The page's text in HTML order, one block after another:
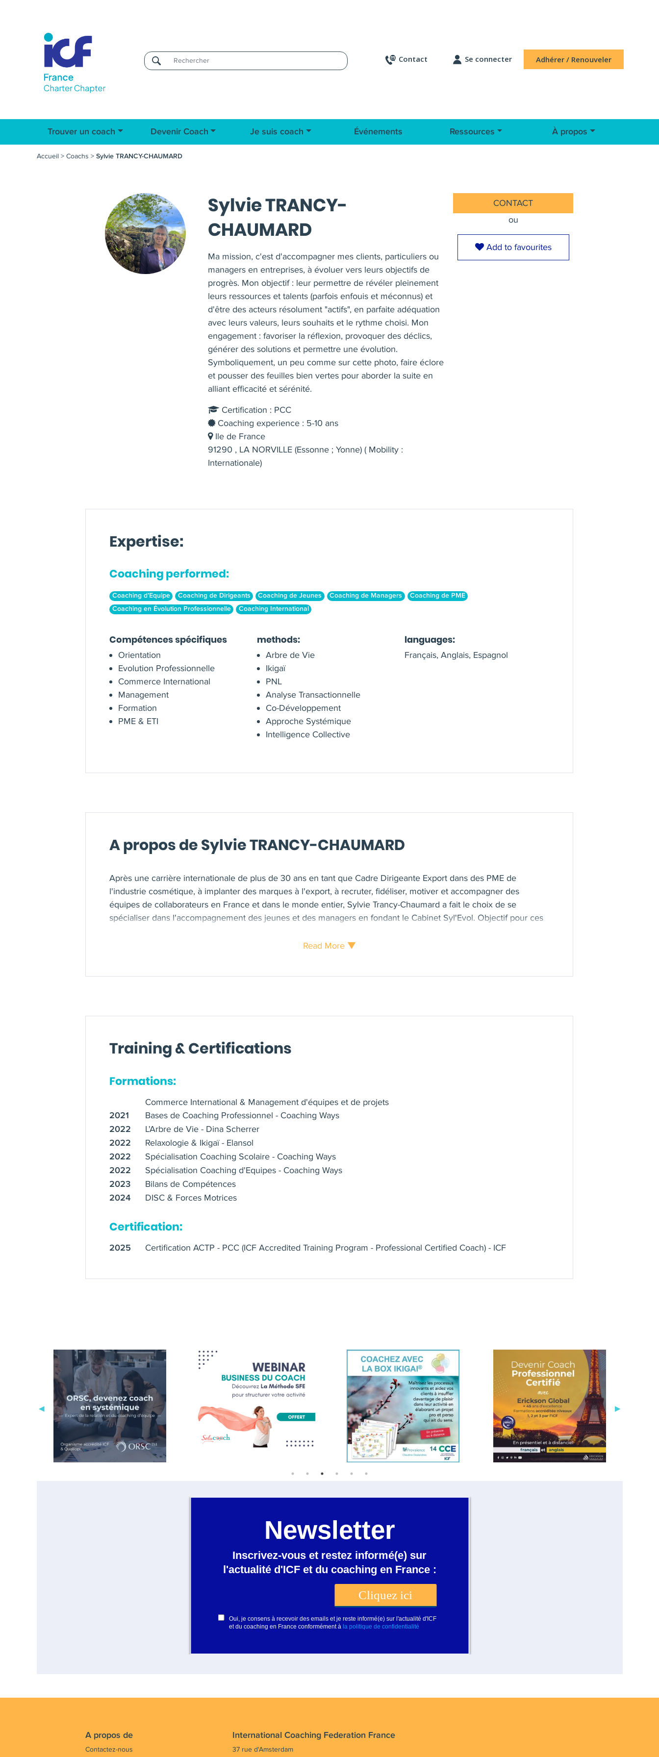
Username Contact Se connecter Adhérer / Renouveler
Trouver un coach Devenir Coach Je suis coach Événements Ressources À propos
Accueil > Coachs > Sylvie TRANCY-CHAUMARD
Sylvie TRANCY-
CHAUMARD
Ma mission, c'est d'accompagner mes clients, particuliers ou
managers en entreprises, à évoluer vers leurs objectifs de
progrès. Mon objectif : leur permettre de révéler pleinement
leurs ressources et talents (parfois enfouis et méconnus) et
d'être des acteurs résolument "actifs", en parfaite adéquation
avec leurs valeurs, leurs souhaits et le rythme choisi. Mon
engagement : favoriser la réflexion, provoquer des déclics,
générer des solutions et permettre une évolution.
Symboliquement, un peu comme sur cette photo, faire éclore
et pousser des feuilles bien vertes pour aborder la suite en
alliant efficacité et sérénité.
Certification : PCC
Coaching experience : 5-10 ans
Ile de France
91290 , LA NORVILLE (Essonne ; Yonne) ( Mobility :
Internationale)
CONTACT
ou
Add to favourites
Expertise:
Coaching performed:
Coaching d’Equipe Coaching de Dirigeants Coaching de Jeunes Coaching de Managers
Coaching de PME
Coaching en Évolution Professionnelle
Coaching International
Compétences spécifiques
Orientation
Evolution Professionnelle
Commerce International
Management
Formation
PME & ETI
methods:
Arbre de Vie
Ikigaï
PNL
Analyse Transactionnelle
Co-Développement
Approche Systémique
Intelligence Collective
languages:
Français, Anglais, Espagnol
A propos de Sylvie TRANCY-CHAUMARD
Après une carrière internationale de plus de 30 ans en tant que Cadre Dirigeante Export dans des PME de
l'industrie cosmétique, à implanter des marques à l'export, à recruter, fidéliser, motiver et accompagner des
équipes de collaborateurs en France et dans le monde entier, Sylvie Trancy-Chaumard a fait le choix de se
spécialiser dans l'accompagnement des jeunes et des managers en fondant le Cabinet Syl'Evol. Objectif pour ces
présidente d'une association de parents d'élèves pendant plus de 11 ans : mieux se connaître, capitaliser sur ses
Read More ▼
Training & Certifications
Formations:
Commerce International & Management d'équipes et de projets
2021 Bases de Coaching Professionnel - Coaching Ways
2022 L'Arbre de Vie - Dina Scherrer
2022 Relaxologie & Ikigaï - Elansol
2022 Spécialisation Coaching Scolaire - Coaching Ways
2022 Spécialisation Coaching d'Equipes - Coaching Ways
2023 Bilans de Compétences
2024 DISC & Forces Motrices
Certification:
2025 Certification ACTP - PCC (ICF Accredited Training Program - Professional Certified Coach) - ICF
A propos de
Contactez-nous
International Coaching Federation France
37 rue d'Amsterdam